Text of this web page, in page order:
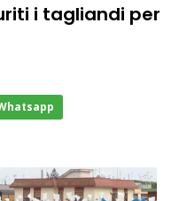
i tagliandi per